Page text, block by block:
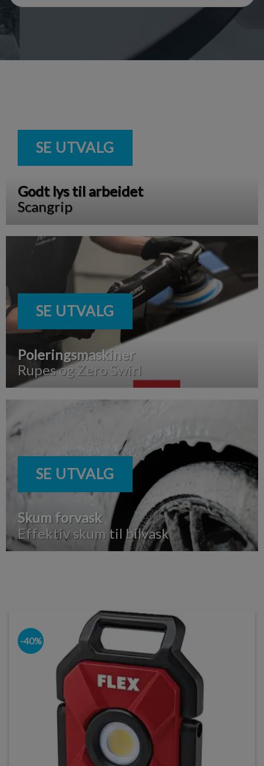
SE UTVALG
Godt lys til arbeidet
Scangrip
SE UTVALG
Poleringsmaskiner
Rupes og Zero Swirl
SE UTVALG
Skum forvask
Effektiv skum til bilvask
-40%